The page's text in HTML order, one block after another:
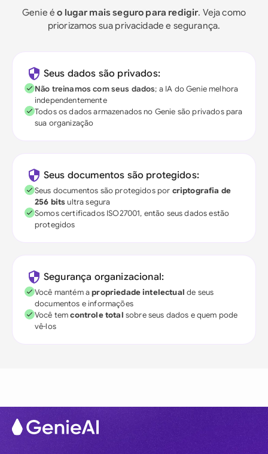
Genie éo lugar mais seguro para redigir. Veja como
priorizamos sua privacidade e segurança.
Seus dados são privados:
Não treinamos com seus dados; a IA do Genie melhora
independentemente
Todos os dados armazenados no Genie são privados para
sua organização
Seus documentos são protegidos:
Seus documentos são protegidos por criptografia de
256 bitsultra segura
Somos certificados ISO27001, então seus dados estão
protegidos
Segurança organizacional:
Você mantém apropriedade intelectual de seus
documentos e informações
Você temcontrole total sobre seus dados e quem pode
vê-los